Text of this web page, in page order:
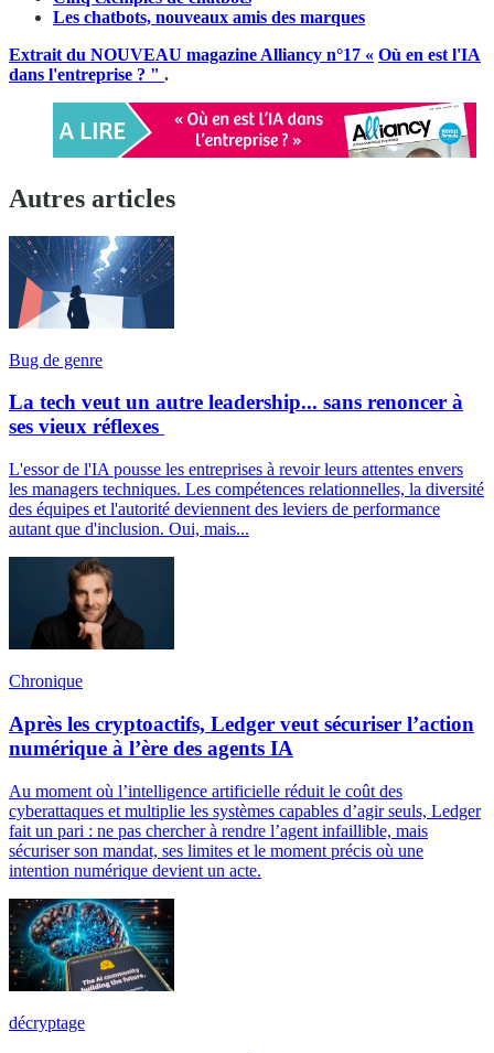
Les chatbots, nouveaux amis des marques
Extrait du NOUVEAU magazine Alliancy n°17 « Où en est l'IA
dans l'entreprise ? " .
Autres articles
Bug de genre
La tech veut un autre leadership... sans renoncer à
ses vieux réflexes
L'essor de l'IA pousse les entreprises à revoir leurs attentes envers
les managers techniques. Les compétences relationnelles, la diversité
des équipes et l'autorité deviennent des leviers de performance
autant que d'inclusion. Oui, mais...
Chronique
Après les cryptoactifs, Ledger veut sécuriser l’action
numérique à l’ère des agents IA
Au moment où l’intelligence artificielle réduit le coût des
cyberattaques et multiplie les systèmes capables d’agir seuls, Ledger
fait un pari : ne pas chercher à rendre l’agent infaillible, mais
sécuriser son mandat, ses limites et le moment précis où une
intention numérique devient un acte.
décryptage